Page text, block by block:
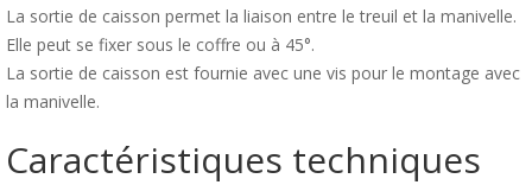
La sortie de caisson permet la liaison entre le treuil et la manivelle.
Elle peut se fixer sous le coffre ou à 45°.
La sortie de caisson est fournie avec une vis pour le montage avec
la manivelle.
Caractéristiques techniques